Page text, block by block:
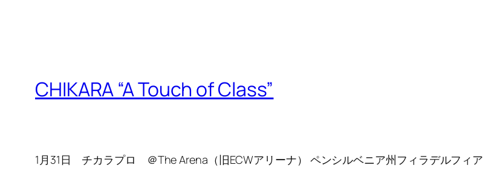
CHIKARA “A Touch of Class”
1月31日 チカラプロ ＠The Arena（旧ECWアリーナ） ペンシルベニア州フィラデルフィア